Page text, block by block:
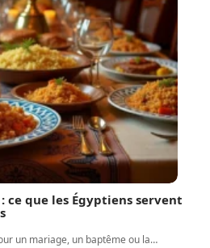
ce que les Égyptiens servent
un mariage, un baptême ou la…